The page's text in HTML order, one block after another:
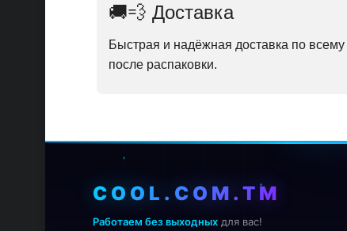
🚚💨 Доставка
Быстрая и надёжная доставка по всему
после распаковки.
COOL.COM.TM
Работаем без выходных для вас!